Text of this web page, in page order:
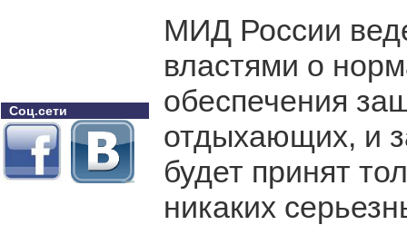
Соц.сети
МИД России
властями о
обеспечения
отдыхающих, и
будет принят
никаких